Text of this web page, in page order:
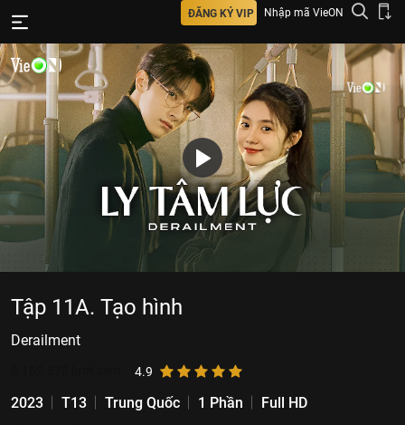
ĐĂNG KÝ VIP Nhập mã VieON
Tập 11A. Tạo hình
Derailment
4.9
2023 T13 Trung Quốc 1 Phần
Full HD